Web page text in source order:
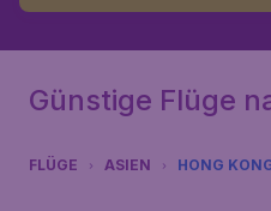
Günstige Flüge
FLÜGE ASIEN HONG